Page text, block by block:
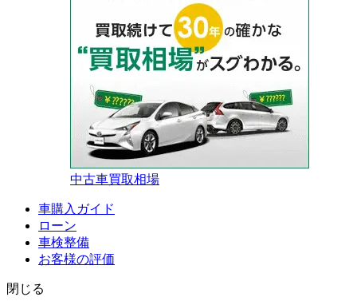
中古車買取相場
車購入ガイド
ローン
車検整備
お客様の評価
閉じる